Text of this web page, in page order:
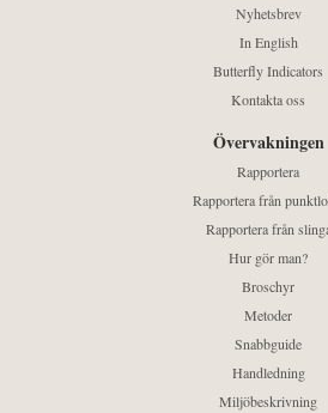
Nyhetsbrev
In English
Butterfly Indicators
Kontakta oss
Övervakningen
Rapportera
Rapportera från
Rapportera från
Hur gör man?
Broschyr
Metoder
Snabbguide
Handledning
Miljöbeskrivning